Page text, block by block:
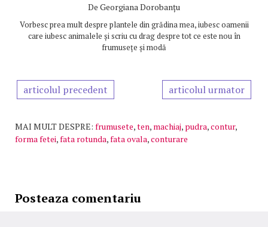
De Georgiana Dorobanțu
Vorbesc prea mult despre plantele din grădina mea, iubesc oamenii
care iubesc animalele și scriu cu drag despre tot ce este nou în
frumusețe și modă
articolul precedent articolul urmator
MAI MULT DESPRE: frumusete,ten, machiaj, pudra,contur,
forma fetei,fata rotunda,fata ovala,conturare
Posteaza comentariu